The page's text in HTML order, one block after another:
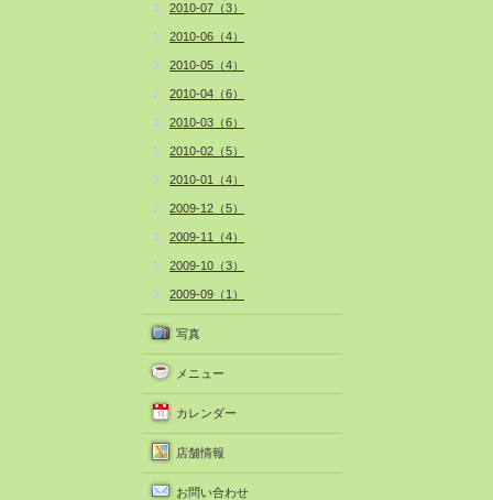
2010-07（3）
2010-06（4）
2010-05（4）
2010-04（6）
2010-03（6）
2010-02（5）
2010-01（4）
2009-12（5）
2009-11（4）
2009-10（3）
2009-09（1）
写真
メニュー
カレンダー
店舗情報
お問い合わせ